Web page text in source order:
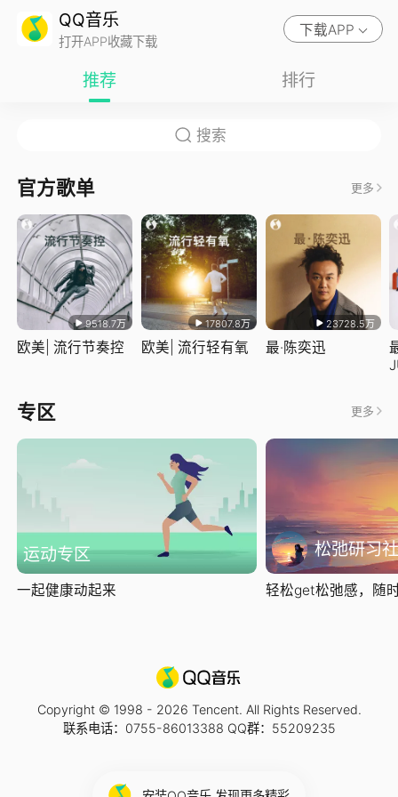
QQ音乐
打开APP收藏下载
下载APP
推荐 排行
官方歌单 更多
9518.7万
欧美| 流行节奏控
17807.8万
欧美| 流行轻有氧
23728.5万
最·陈奕迅
专区 更多
运动专区
一起健康动起来
松弛研习社
轻松get松弛感，随
Copyright © 1998 - 2026 Tencent. All Rights Reserved.
联系电话：0755-86013388 QQ群：55209235